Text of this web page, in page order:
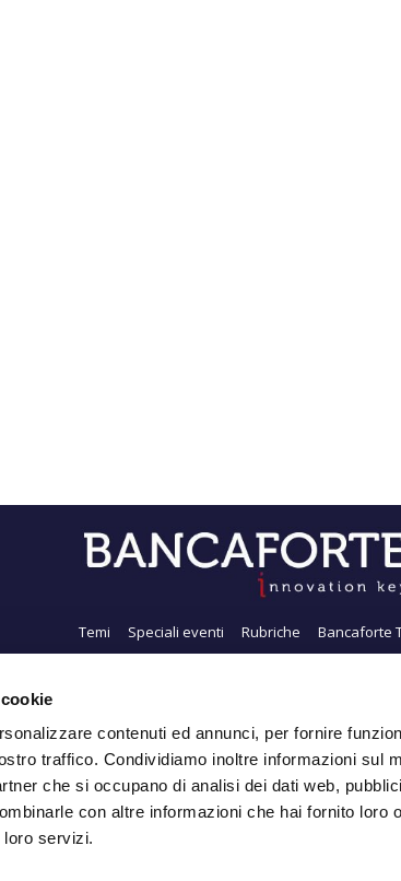
contenuti ed annunci, per fornire
traffico. Condividiamo inoltre informazioni sul
che si occupano di analisi dei dati web,
con altre informazioni che hai fornito loro
servizi.
Temi Speciali eventi Rubriche Bancaforte
siamo
Iscriviti alla Newsletter